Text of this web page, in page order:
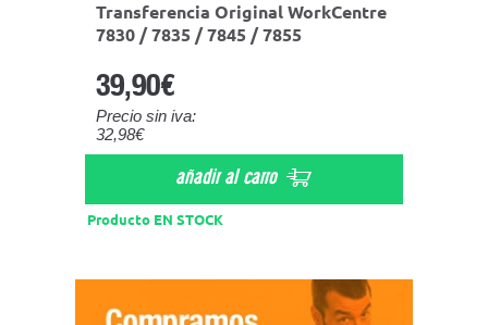
Producto EN STOCK
Transferencia Original WorkCentre
7830 / 7835 / 7845 / 7855
39,90€
Precio sin iva:
32,98€
añadir al carro